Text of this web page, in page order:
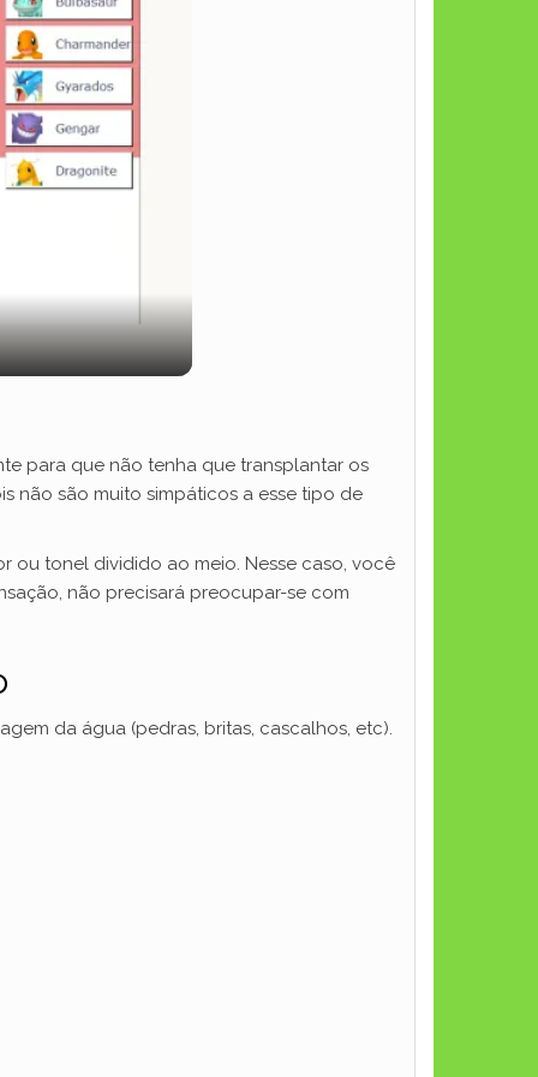
para que não tenha que transplantar os
não são muito simpáticos a esse tipo de
ou tonel dividido ao meio. Nesse caso, você
não precisará preocupar-se com
da água (pedras, britas, cascalhos, etc).